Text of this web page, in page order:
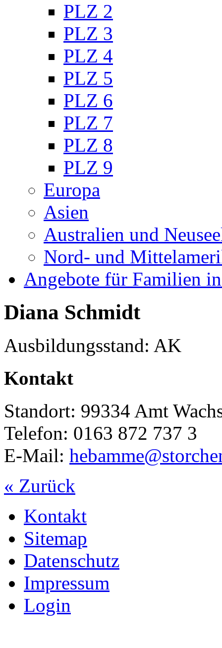
PLZ 2
PLZ 3
PLZ 4
PLZ 5
PLZ 6
PLZ 7
PLZ 8
PLZ 9
Europa
Asien
Australien und
Nord- und
Angebote für Familien
Diana Schmidt
Ausbildungsstand: AK
Kontakt
Standort: 99334 Amt
Telefon: 0163 872 737 3
E-Mail:
« Zurück
Kontakt
Sitemap
Datenschutz
Impressum
Login